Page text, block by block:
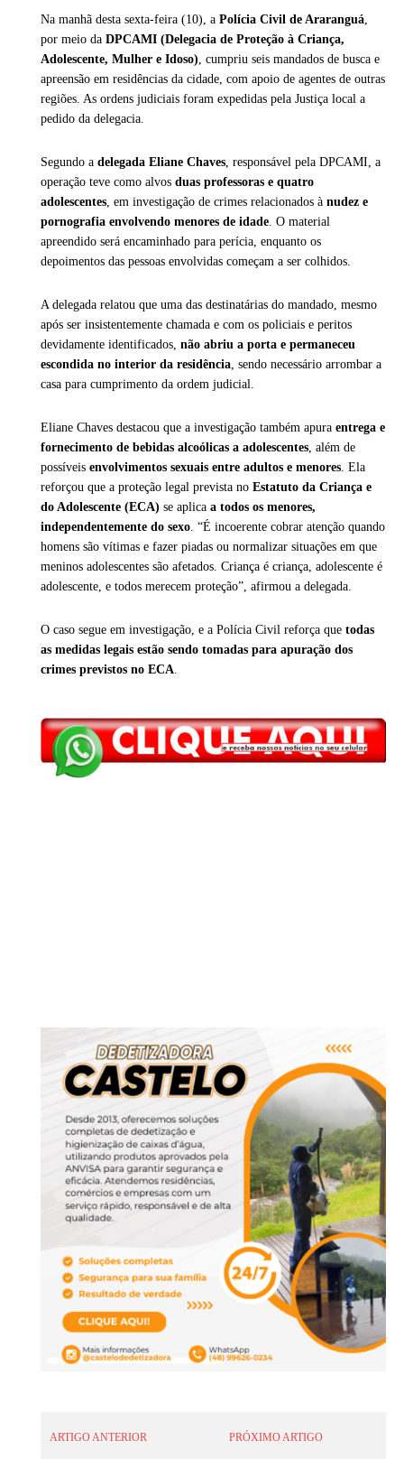
Na manhã desta sexta-feira (10), a Polícia Civil de Araranguá,
por meio da DPCAMI (Delegacia de Proteção à Criança,
Adolescente, Mulher e Idoso), cumpriu seis mandados de busca e
apreensão em residências da cidade, com apoio de agentes de outras
regiões. As ordens judiciais foram expedidas pela Justiça local a
pedido da delegacia.
Segundo a delegada Eliane Chaves, responsável pela DPCAMI, a
operação teve como alvos duas professoras e quatro
adolescentes, em investigação de crimes relacionados à nudez e
pornografia envolvendo menores de idade. O material
apreendido será encaminhado para perícia, enquanto os
depoimentos das pessoas envolvidas começam a ser colhidos.
A delegada relatou que uma das destinatárias do mandado, mesmo
após ser insistentemente chamada e com os policiais e peritos
devidamente identificados, não abriu a porta e permaneceu
escondida no interior da residência, sendo necessário arrombar a
casa para cumprimento da ordem judicial.
Eliane Chaves destacou que a investigação também apura entrega e
fornecimento de bebidas alcoólicas a adolescentes, além de
possíveis envolvimentos sexuais entre adultos e menores. Ela
reforçou que a proteção legal prevista no Estatuto da Criança e
do Adolescente (ECA) se aplica a todos os menores,
independentemente do sexo. “É incoerente cobrar atenção quando
homens são vítimas e fazer piadas ou normalizar situações em que
meninos adolescentes são afetados. Criança é criança, adolescente é
adolescente, e todos merecem proteção”, afirmou a delegada.
O caso segue em investigação, e a Polícia Civil reforça que todas
as medidas legais estão sendo tomadas para apuração dos
crimes previstos no ECA.
ARTIGO ANTERIOR PRÓXIMO ARTIGO